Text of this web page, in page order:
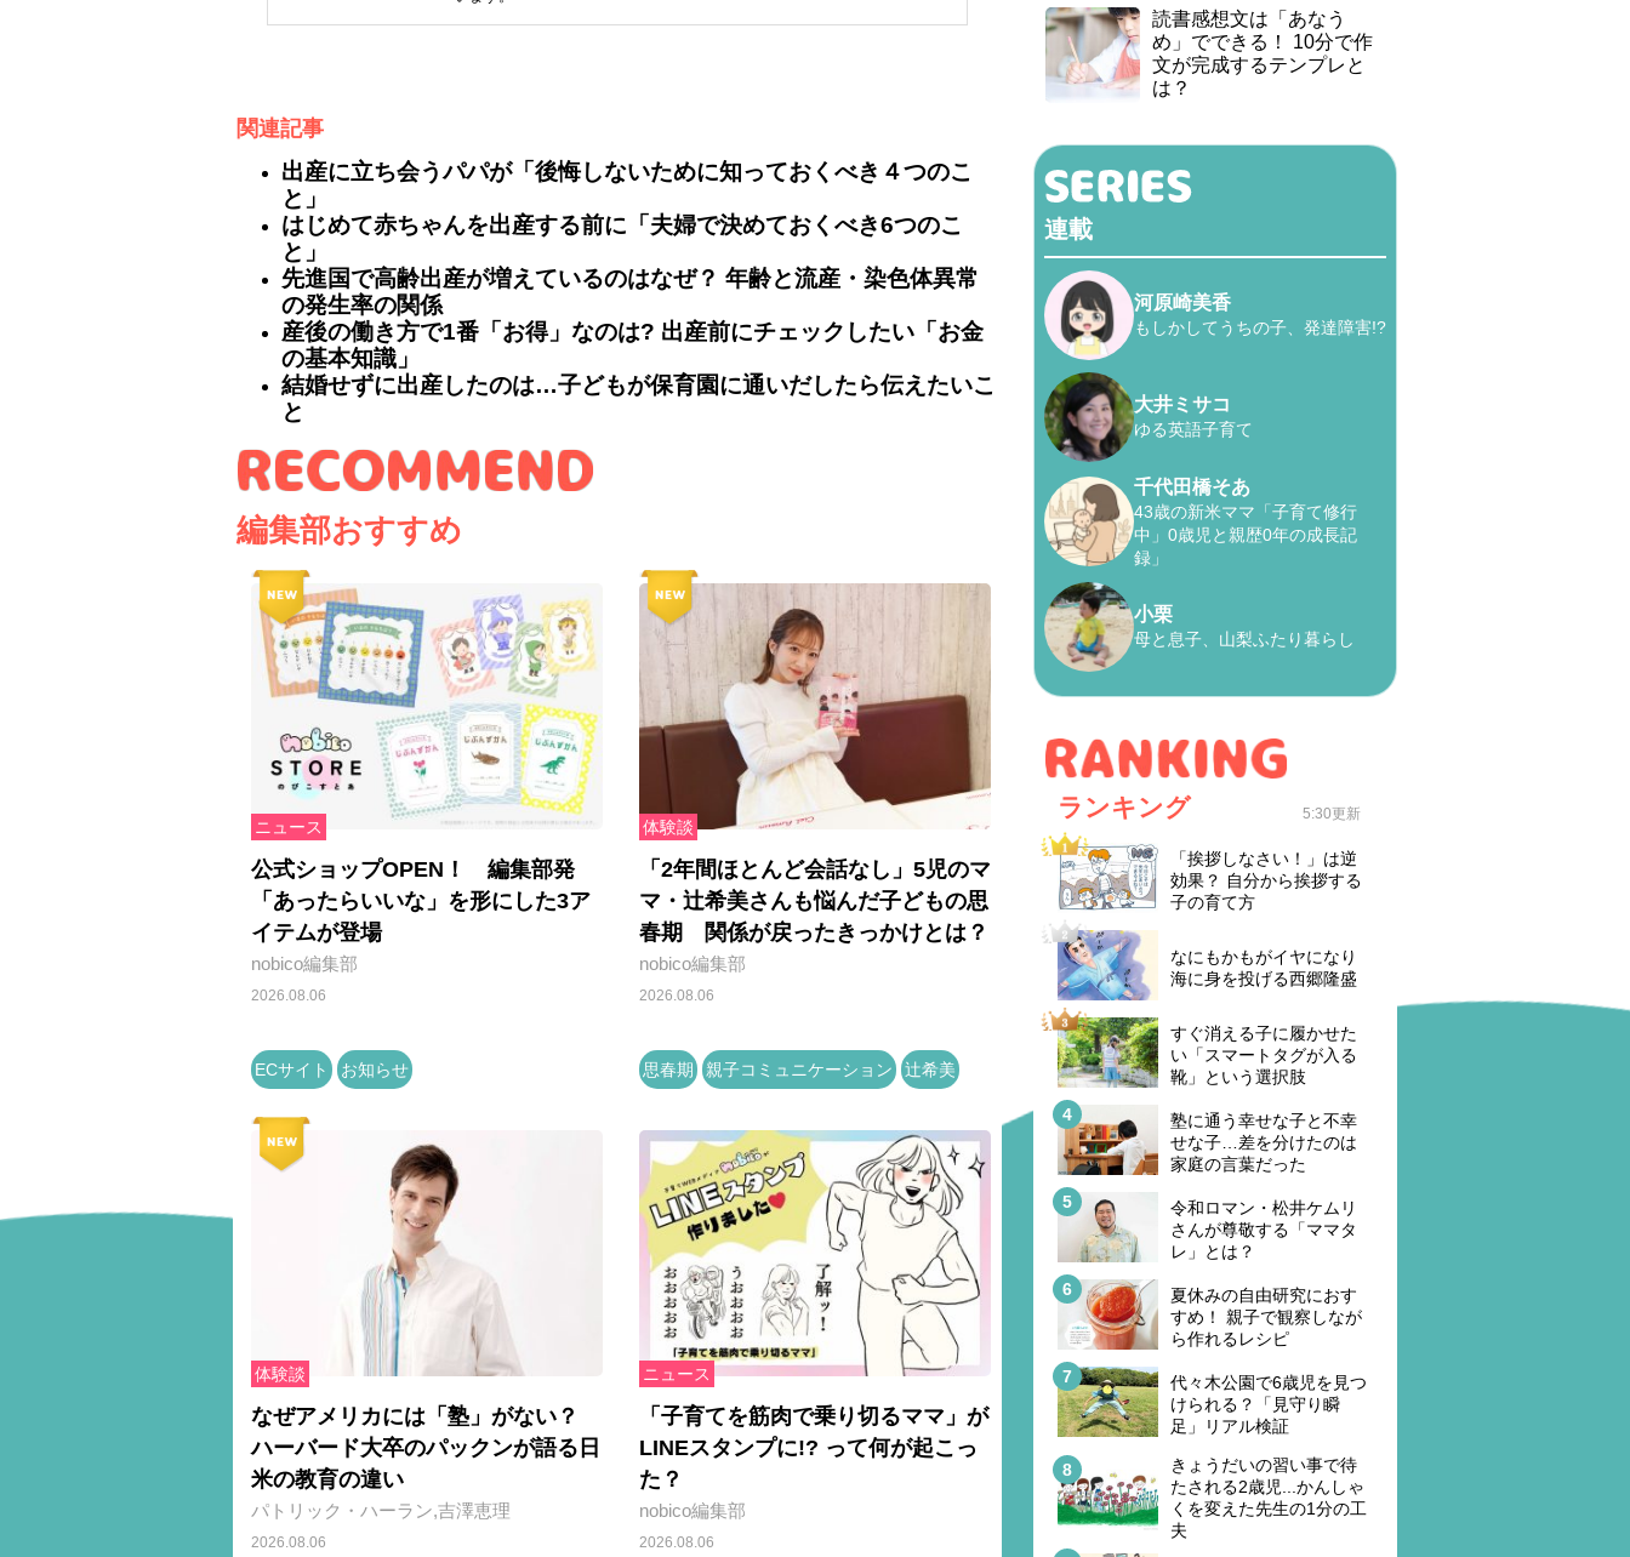
関連記事
出産に立ち会うパパが「後悔しないために知っておくべき４つのこ
と」
はじめて赤ちゃんを出産する前に「夫婦で決めておくべき6つのこ
と」
先進国で高齢出産が増えているのはなぜ？ 年齢と流産・染色体異常
の発生率の関係
産後の働き方で1番「お得」なのは? 出産前にチェックしたい「お金
の基本知識」
結婚せずに出産したのは…子どもが保育園に通いだしたら伝えたいこ
と
編集部おすすめ
ニュース
公式ショップOPEN！ 編集部発
「あったらいいな」を形にした3ア
イテムが登場
nobico編集部
2026.08.06
ECサイト お知らせ
体験談
「2年間ほとんど会話なし」5児のマ
マ・辻希美さんも悩んだ子どもの思
春期 関係が戻ったきっかけとは？
nobico編集部
2026.08.06
思春期 親子コミュニケーション 辻希美
体験談
なぜアメリカには「塾」がない？
ハーバード大卒のパックンが語る日
米の教育の違い
パトリック・ハーラン,吉澤恵理
2026.08.06
ニュース
「子育てを筋肉で乗り切るママ」が
LINEスタンプに!? って何が起こっ
た？
nobico編集部
2026.08.06
読書感想文は「あなう
め」でできる！ 10分で作
文が完成するテンプレと
は？
連載
河原崎美香
もしかしてうちの子、発達障害!?
大井ミサコ
ゆる英語子育て
千代田橋そあ
43歳の新米ママ「子育て修行
中」0歳児と親歴0年の成長記
録」
小栗
母と息子、山梨ふたり暮らし
ランキング 5:30更新
「挨拶しなさい！」は逆
効果？ 自分から挨拶する
子の育て方
なにもかもがイヤになり
海に身を投げる西郷隆盛
すぐ消える子に履かせた
い「スマートタグが入る
靴」という選択肢
塾に通う幸せな子と不幸
せな子…差を分けたのは
家庭の言葉だった
令和ロマン・松井ケムリ
さんが尊敬する「ママタ
レ」とは？
夏休みの自由研究におす
すめ！ 親子で観察しなが
ら作れるレシピ
代々木公園で6歳児を見つ
けられる？「見守り瞬
足」リアル検証
きょうだいの習い事で待
たされる2歳児...かんしゃ
くを変えた先生の1分の工
夫